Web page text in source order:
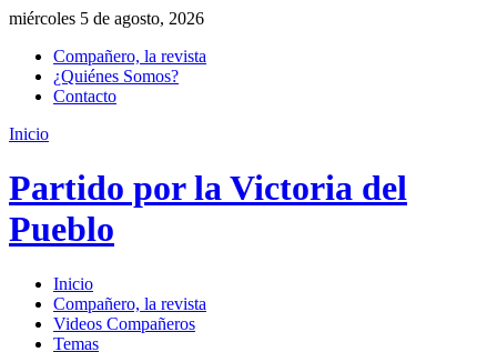
miércoles 5 de agosto, 2026
Compañero, la revista
¿Quiénes Somos?
Contacto
Inicio
Partido por la Victoria del
Pueblo
Inicio
Compañero, la revista
Videos Compañeros
Temas